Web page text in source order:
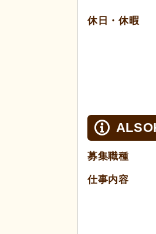
休日・休暇
募集職種
仕事内容